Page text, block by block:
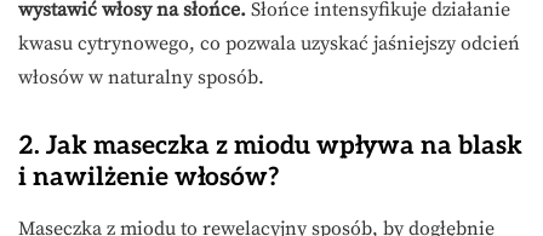
wystawić włosy na słońce. Słońce intensyfikuje działanie
kwasu cytrynowego, co pozwala uzyskać jaśniejszy odcień
włosów w naturalny sposób.
2. Jak maseczka z miodu wpływa na blask
i nawilżenie włosów?
Maseczka z miodu to rewelacyjny sposób, by dogłębnie